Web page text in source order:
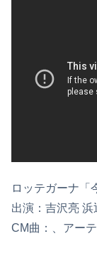
ロッテガーナ「
出演：吉沢亮 浜
CM曲：、アー